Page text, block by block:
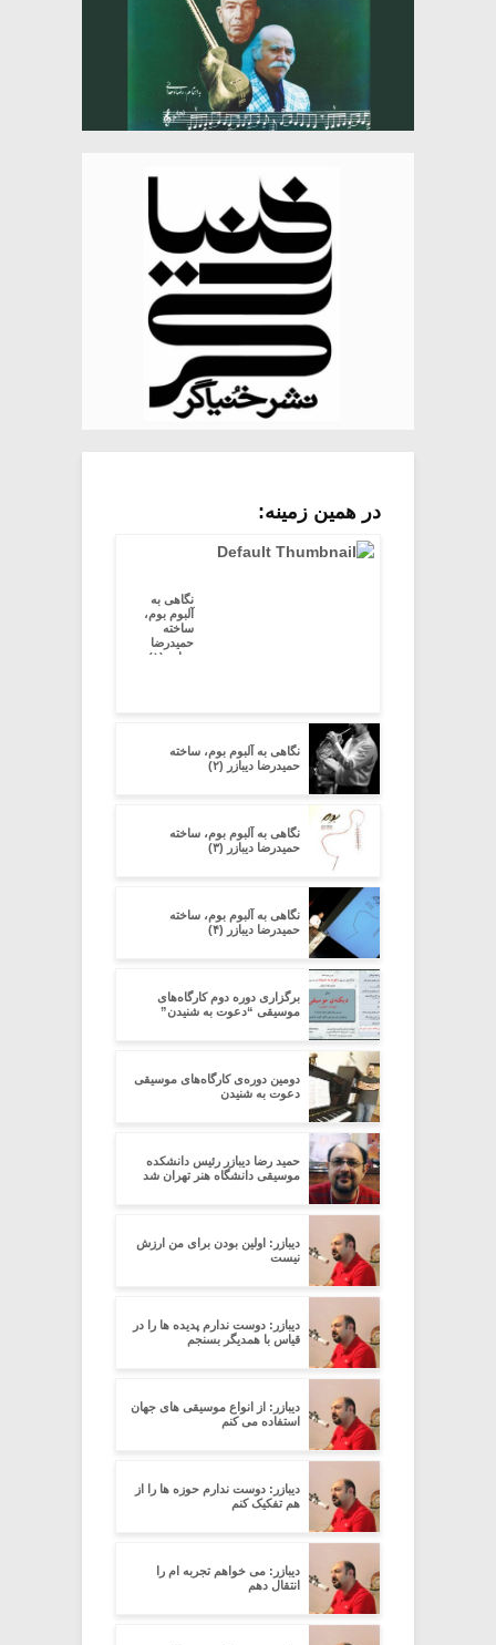
در همین زمینه:
نگاهی به
آلبوم بوم،
ساخته
حمیدرضا
دیبازر (۱)
نگاهی به آلبوم بوم، ساخته
حمیدرضا دیبازر (۲)
نگاهی به آلبوم بوم، ساخته
حمیدرضا دیبازر (۳)
نگاهی به آلبوم بوم، ساخته
حمیدرضا دیبازر (۴)
برگزاری دوره‌ دوم کارگاه‌های
موسیقی “دعوت به شنیدن”
دومین دوره‌ی کارگاه‌های موسیقی
دعوت به شنیدن
حمید رضا دیبازر رئیس دانشکده
موسیقی دانشگاه هنر تهران شد
دیبازر: اولین بودن برای من ارزش
نیست
دیبازر: دوست ندارم پدیده ها را در
قیاس با همدیگر بسنجم
دیبازر: از انواع موسیقی های جهان
استفاده می کنم
دیبازر: دوست ندارم حوزه ها را از
هم تفکیک کنم
دیبازر: می خواهم تجربه ام را
انتقال دهم